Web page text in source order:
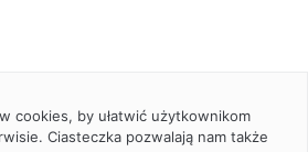
cookies, by ułatwić użytkownikom
Ciasteczka pozwalają nam także